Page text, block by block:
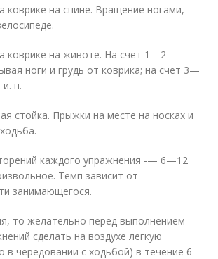
коврике на спине. Вращение ногами,
коврике на животе. На счет 1—2
ноги и грудь от коврика; на счет 3—
п.
стойка. Прыжки на месте на носках и
каждого упражнения -— 6—12
Темп зависит от
занимающегося.
то желательно перед выполнением
сделать на воздухе легкую
чередовании с ходьбой) в течение 6